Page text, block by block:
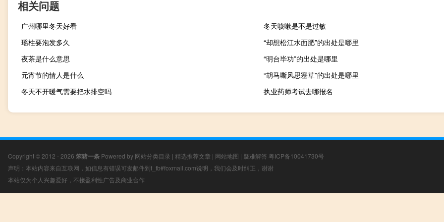
相关问题
广州哪里冬天好看
冬天咳嗽是不是过敏
瑶柱要泡发多久
“却想松江水面肥”的出处是哪里
夜茶是什么意思
“明台毕功”的出处是哪里
元宵节的情人是什么
“胡马嘶风思塞草”的出处是哪里
冬天不开暖气需要把水排空吗
执业药师考试去哪报名
Copyright © 2012 - 2026 笨猪一条 Powered by 网站分类目录 | 精选推荐文章 | 网站地图 | 疑难解答 粤ICP备10041730号
声明：本站内容来自互联网，如信息有错误可发邮件到f_fb#foxmail.com说明，我们会及时纠正，谢谢
本站仅为个人兴趣爱好，不接盈利性广告及商业合作